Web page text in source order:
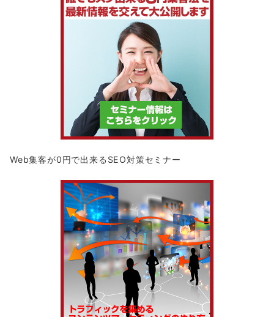
Web集客が0円で出来るSEO対策セミナー